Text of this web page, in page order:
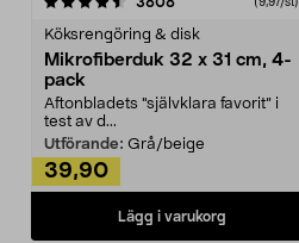
Köksrengöring & disk
Mikrofiberduk 32 x 31 cm, 4-
pack
Aftonbladets "självklara favorit” i
test av d...
Utförande: Grå/beige
39,90
Lägg i varukorg